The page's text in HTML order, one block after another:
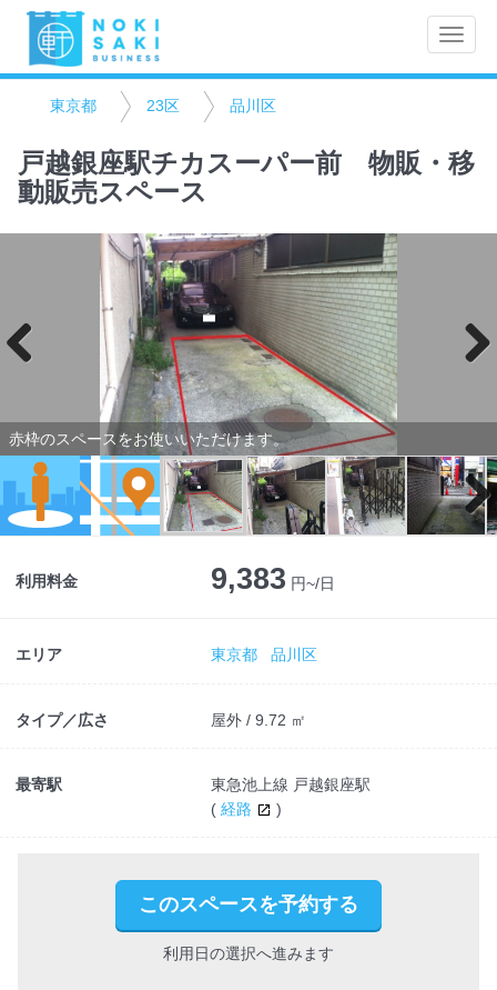
Toggle
東京都 23区 品川区
戸越銀座駅チカスーパー前 物販・移
動販売スペース
赤枠のスペースをお使いいただけます。
Next
利用料金 9,383 円~/日
エリア 東京都 品川区
タイプ／広さ 屋外 / 9.72 ㎡
最寄駅
東急池上線 戸越銀座駅
( 経路 )
このスペースを予約する
利用日の選択へ進みます